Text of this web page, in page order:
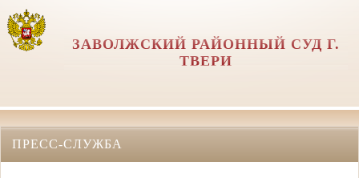
ЗАВОЛЖСКИЙ РАЙОННЫЙ СУД Г.
ТВЕРИ
ПРЕСС-СЛУЖБА